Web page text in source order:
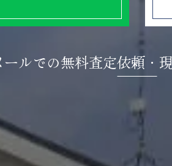
ルでの無料査定依頼・